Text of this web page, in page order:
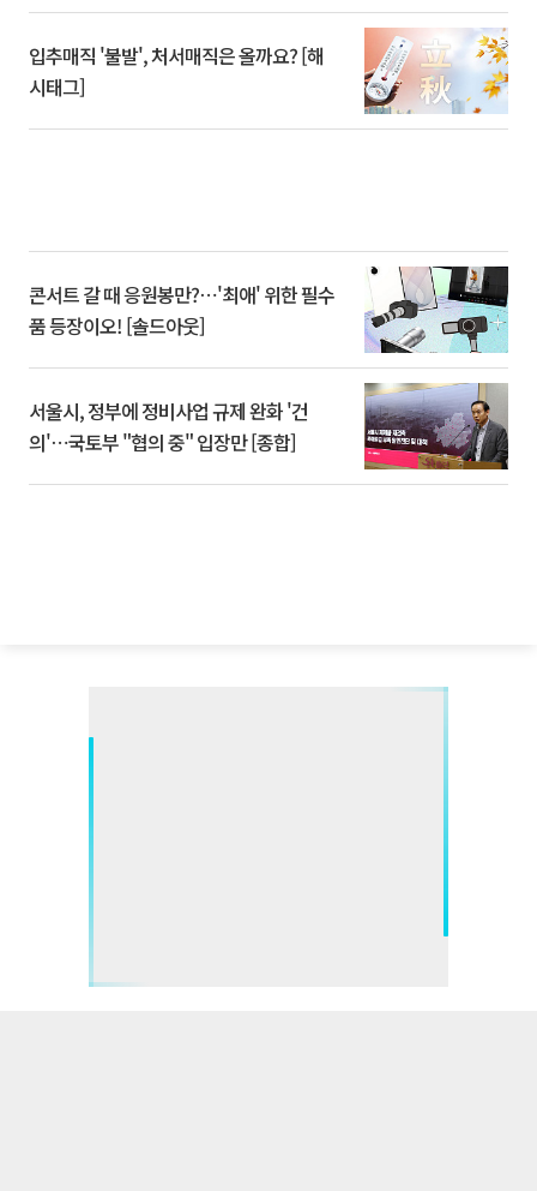
입추매직 '불발', 처서매직은 올까요? [해
시태그]
콘서트 갈 때 응원봉만?⋯'최애' 위한 필수
품 등장이오! [솔드아웃]
서울시, 정부에 정비사업 규제 완화 '건
의'⋯국토부 "협의 중" 입장만 [종합]